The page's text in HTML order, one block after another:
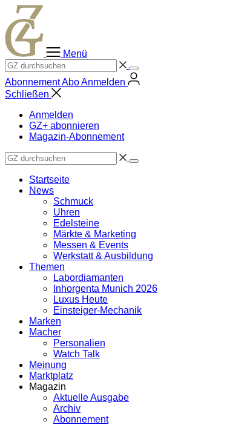
Zum
Inhalt
springen
Menü
AbonnementAboAnmelden
Schließen
Anmelden
GZ+ abonnieren
Magazin-Abonnement
Startseite
News
Schmuck
Uhren
Edelsteine
Märkte & Marketing
Messen & Events
Werkstatt & Ausbildung
Themen
Labordiamanten
Inhorgenta Munich 2026
Luxus Heute
Einsteiger-Mechanik
Marken
Macher
Personalien
Watch Talk
Meinung
Marktplatz
Magazin
Aktuelle Ausgabe
Archiv
Abonnement